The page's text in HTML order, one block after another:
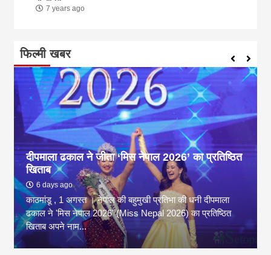
7 years ago
फिल्मी खबर
दीपमाला ढकाल ने जीता ‘मिस नेपाल 2026’ का प्रतिष्ठित
खिताब
6 days ago
काठमांडू , 1 अगस्त । नेपाल की बहुमुखी प्रतिभा की धनी दीपमाला
ढकाल ने 'मिस नेपाल 2026' (Miss Nepal 2026) का प्रतिष्ठित
खिताब अपने नाम...